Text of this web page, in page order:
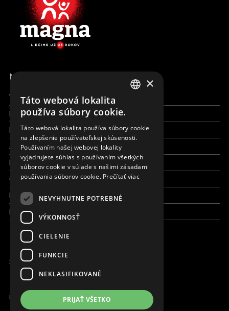
Slovensko
MENU
Všetky formy pomoci
Financie a reporty
Pracujte s nami
Aktuálne
Kto sme
Čo robíme
Kde robíme
Kontaktujte nás
SME ONLINE
+421 917 827 827
info@magna.org
CZECH
FRENCH
×
Táto webová lokalita
používa súbory cookie.
Táto webová lokalita používa súbory cookie
na zlepšenie používateľskej skúsenosti.
Používaním našej webovej lokality
vyjadrujete súhlas s používaním všetkých
súborov cookie v súlade s našimi zásadami
používania súborov cookie. Prečítať viac
NEVYHNUTNE POTREBNÉ
VÝKONNOSŤ
CIELENIE
FUNKCIE
NEKLASIFIKOVANÉ
PRIJAŤ VŠETKO